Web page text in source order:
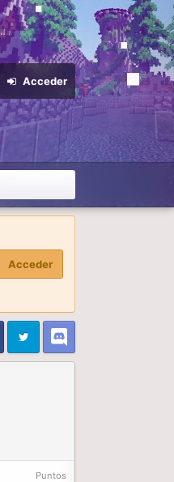
Acceder
Acceder
Puntos